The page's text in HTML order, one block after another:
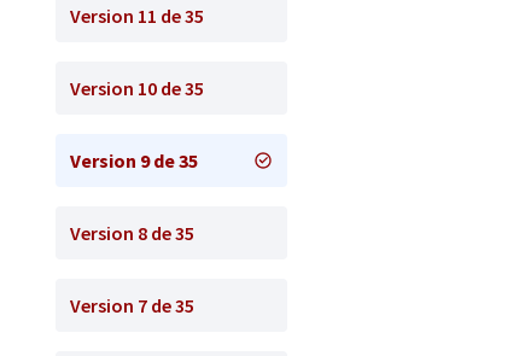
Version 11 de 35
Version 10 de 35
Version 9 de 35
Version 8 de 35
Version 7 de 35